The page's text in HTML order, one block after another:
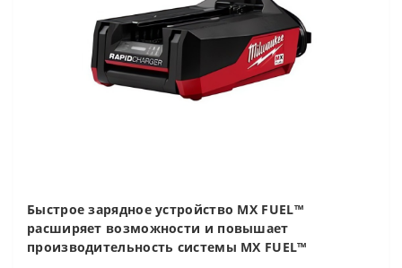
Быстрое зарядное устройство MX FUEL™
расширяет возможности и повышает
производительность системы MX FUEL™